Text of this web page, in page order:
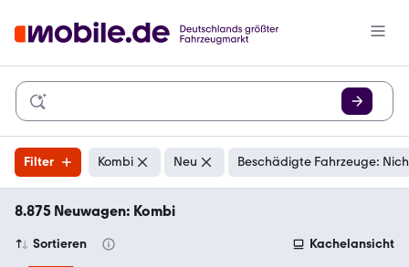
Filter Kombi Neu Beschädigte Fahrzeuge:
8.875 Neuwagen: Kombi
Sortieren Kachelansicht